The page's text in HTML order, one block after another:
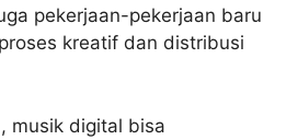
pekerjaan-pekerjaan baru
kreatif dan distribusi
musik digital bisa